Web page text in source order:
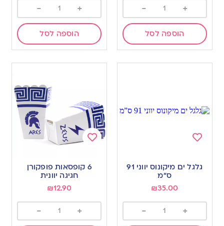
+
-
הוספה לסל
+
-
הוספה לסל
to
גלגל ים מיקונוס יווני 91
ס”מ
₪35.00
+
-
wishlist
6 קופסאות פופקורן
חגיגה יוונית
₪12.90
+
-